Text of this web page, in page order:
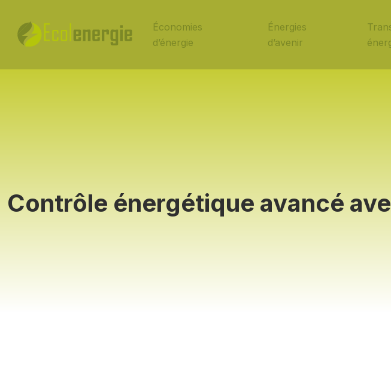
Économies
d’énergie
Énergies
d’avenir
Contrôle énergétique avancé